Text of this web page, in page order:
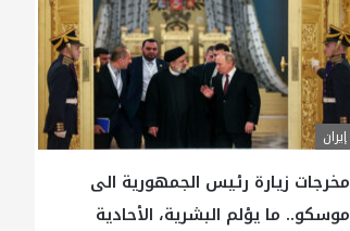
إيران
مخرجات زيارة رئيس الجمهورية الى
موسكو.. ما يؤلم البشرية، الأحادية